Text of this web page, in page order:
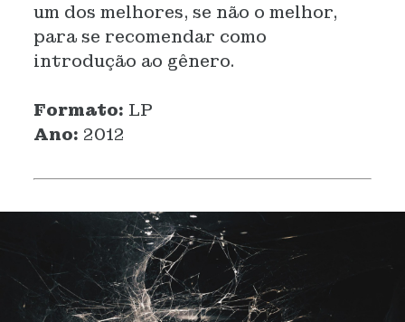
um dos melhores, se não o melhor,
para se recomendar como
introdução ao gênero.
Formato: LP
Ano: 2012